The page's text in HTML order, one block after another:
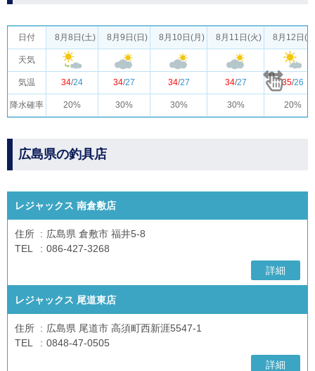
日付
天気
気温
降水確率
8月8日(土) 8月9日(日) 8月10日(月) 8月11日(火) 8月12日(
34/24 34/27 34/27 34/27 35/26
20% 30% 30% 30% 20%
広島県の釣具店
レジャックス 南倉敷店
住所
広島県 倉敷市 福井5-8
TEL
086-427-3268
詳細
レジャックス 尾道東店
住所
広島県 尾道市 高須町西新涯5547-1
TEL
0848-47-0505
詳細